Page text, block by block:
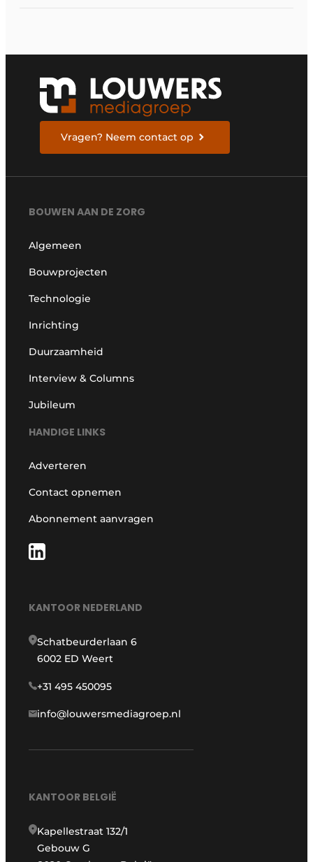
Vragen? Neem contact op
BOUWEN AAN DE ZORG
Algemeen
Bouwprojecten
Technologie
Inrichting
Duurzaamheid
Interview & Columns
Jubileum
HANDIGE LINKS
Adverteren
Contact opnemen
Abonnement aanvragen
KANTOOR NEDERLAND
Schatbeurderlaan 6
6002 ED Weert
+31 495 450095
info@louwersmediagroep.nl
KANTOOR BELGIË
Kapellestraat 132/1
Gebouw G